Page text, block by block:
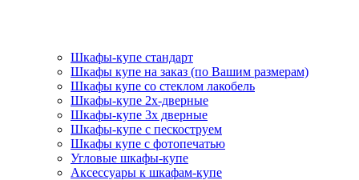
Шкафы-купе стандарт
Шкафы купе на заказ (по Вашим размерам)
Шкафы купе со стеклом лакобель
Шкафы-купе 2х-дверные
Шкафы-купе 3х дверные
Шкафы-купе с пескоструем
Шкафы купе с фотопечатью
Угловые шкафы-купе
Аксессуары к шкафам-купе